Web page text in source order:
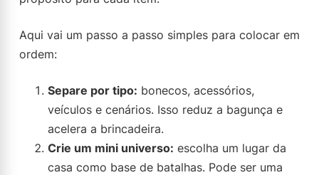
Aqui vai um passo a passo simples para colocar em
ordem:
Separe por tipo: bonecos, acessórios,
veículos e cenários. Isso reduz a bagunça e
acelera a brincadeira.
Crie um mini universo: escolha um lugar da
casa como base de batalhas. Pode ser uma